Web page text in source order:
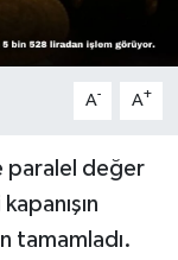
A- A+
paralel değer
tamamladı.